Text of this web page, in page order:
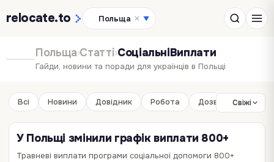
relocate.to Польща ▼
Польща›Статті›СоціальніВиплати
Гайди, новини та поради для українців в Польщі
Всі Новини Довідник Робота ДозвілляСвіжі
У Польщі змінили графік виплати 800+
Травневі виплати програми соціальної допомоги 800+